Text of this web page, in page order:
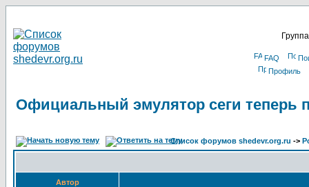
FAQ
Профиль
Официальный эмулятор сеги теперь
Список форумов shedevr.org.ru ->
Автор